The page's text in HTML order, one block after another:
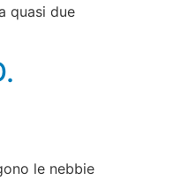
quasi due
le nebbie